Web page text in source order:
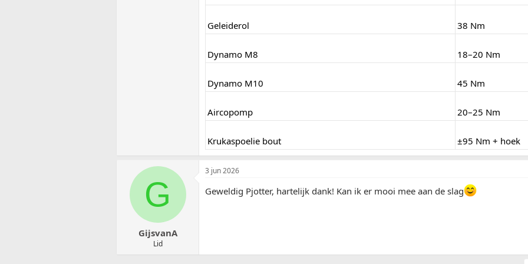
Geleiderol 38 Nm
Dynamo M8 18–20 Nm
Dynamo M10 45 Nm
Aircopomp 20–25 Nm
Krukaspoelie bout ±95 Nm + hoek
G
GijsvanA
Lid
3 jun 2026
Geweldig Pjotter, hartelijk dank! Kan ik er mooi mee aan de slag